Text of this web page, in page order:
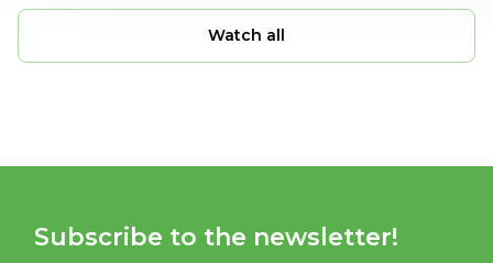
Watch all
Subscribe to the newsletter!